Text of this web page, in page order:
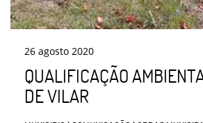
26 agosto 2020
QUALIFICAÇÃO
DE VILAR